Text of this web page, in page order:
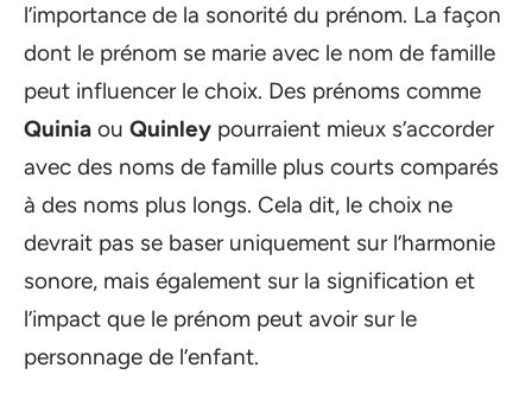
l’importance de la sonorité du prénom. La façon
dont le prénom se marie avec le nom de famille
peut influencer le choix. Des prénoms comme
Quinia ou Quinley pourraient mieux s’accorder
avec des noms de famille plus courts comparés
à des noms plus longs. Cela dit, le choix ne
devrait pas se baser uniquement sur l’harmonie
sonore, mais également sur la signification et
l’impact que le prénom peut avoir sur le
personnage de l’enfant.